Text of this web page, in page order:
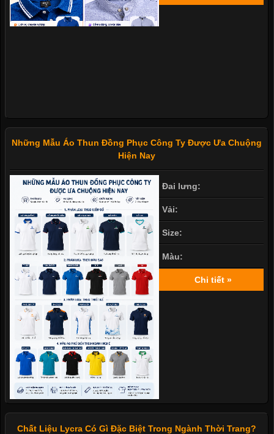
Những Mẫu Áo Thun Đồng Phục Công Ty Được Ưa Chuộng
Hiện Nay
Đai lưng:
Vải:
Size:
Màu:
Chi tiết »
Chất Liệu Lycra Có Gì Đặc Biệt Trong Ngành Thời Trang?